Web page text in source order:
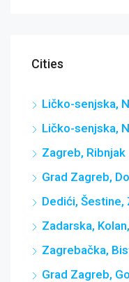
Cities
Ličko-senjska,
Ličko-senjska,
Zagreb, Ribnjak
Grad Zagreb,
Dedići, Šestine,
Zadarska,
Zagrebačka,
Grad Zagreb,